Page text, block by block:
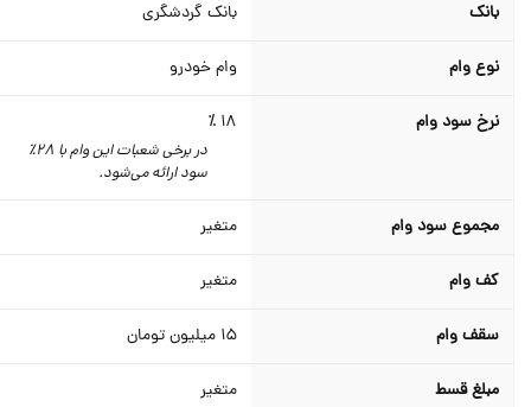
بانک بانک گردشگری
نوع وام وام خودرو
نرخ سود وام
در برخی شعبات این وام با 28٪
سود ارائه می‌شود.
مجموع سود وام متغیر
کف وام متغیر
سقف وام میلیون تومان
مبلغ قسط متغیر